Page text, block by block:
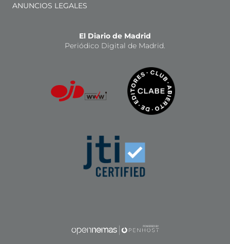
ANUNCIOS LEGALES
El Diario de Madrid
Periódico Digital de Madrid.